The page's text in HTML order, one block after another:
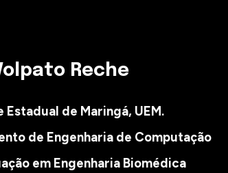
Reche
Estadual de Maringá, UEM.
de Engenharia de Computação
em Engenharia Biomédica